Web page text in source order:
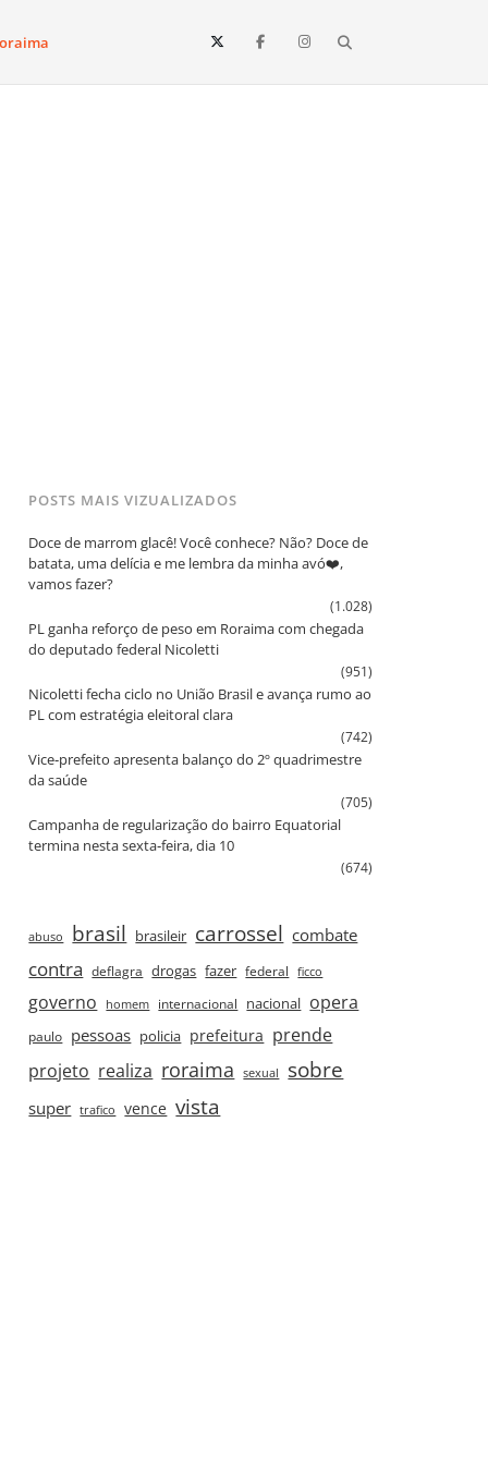
e todo o estado de Roraima. Fique sempre informado
POSTS MAIS VIZUALIZADOS
Doce de marrom glacê! Você conhece? Não? Doce de
batata, uma delícia e me lembra da minha avó❤️,
vamos fazer?
(1.028)
PL ganha reforço de peso em Roraima com chegada
do deputado federal Nicoletti
(951)
Nicoletti fecha ciclo no União Brasil e avança rumo ao
PL com estratégia eleitoral clara
(742)
Vice‑prefeito apresenta balanço do 2º quadrimestre
da saúde
(705)
Campanha de regularização do bairro Equatorial
termina nesta sexta‑feira, dia 10
(674)
abuso brasil brasileir carrossel combate
contra deflagra drogas fazer federal ficco
governo homem internacional nacional opera
paulo pessoas policia prefeitura prende
projeto realiza roraima sexual sobre
super trafico vence vista